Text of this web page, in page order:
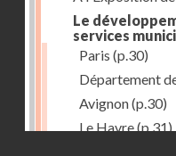
Le
services
Paris (p.30)
Département
Avignon(p.30)
Le Havre(p.31)